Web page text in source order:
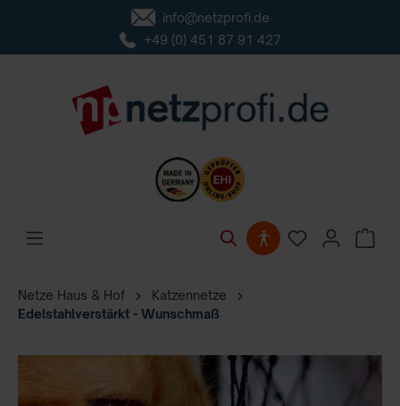
info@netzprofi.de
+49 (0) 451 87 91 427
Netze Haus & Hof
Katzennetze
Edelstahlverstärkt - Wunschmaß